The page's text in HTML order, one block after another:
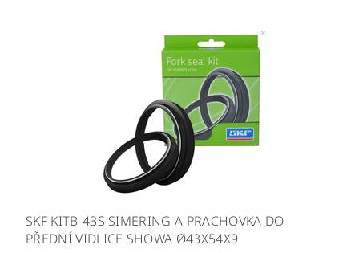
SKF KITB-43S SIMERING A PRACHOVKA DO
PŘEDNÍ VIDLICE SHOWA Ø43X54X9